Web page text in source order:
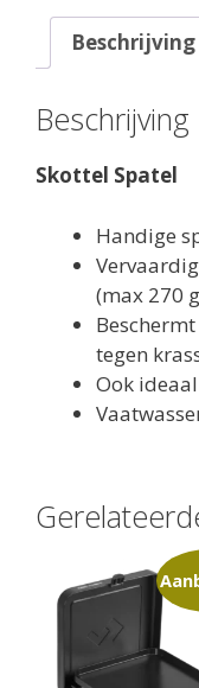
Beschrijving
Beschrijving
Skottel Spatel
Handige
(max 270
tegen
Ook